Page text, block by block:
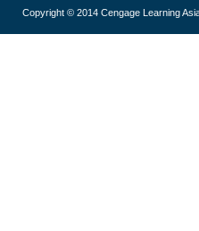
Copyright © 2014 Cengage Learning